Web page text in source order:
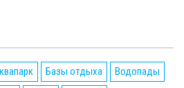
Базы отдыха
Водопады